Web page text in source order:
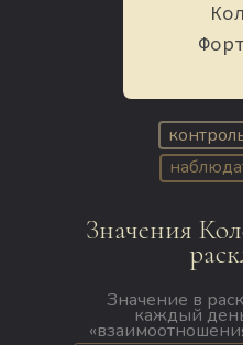
Значения
Значение в
каждый